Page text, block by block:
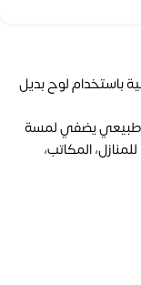
باستخدام لوح بديل
خشبي طبيعي يضفي لمسة
المكاتب،